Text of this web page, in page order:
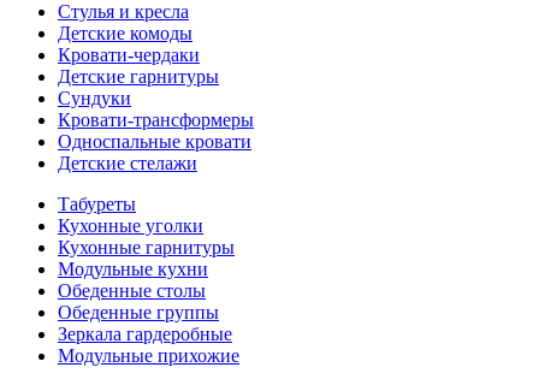
Стулья и кресла
Детские комоды
Кровати-чердаки
Детские гарнитуры
Сундуки
Кровати-трансформеры
Односпальные кровати
Детские стелажи
Табуреты
Кухонные уголки
Кухонные гарнитуры
Модульные кухни
Обеденные столы
Обеденные группы
Зеркала гардеробные
Модульные прихожие